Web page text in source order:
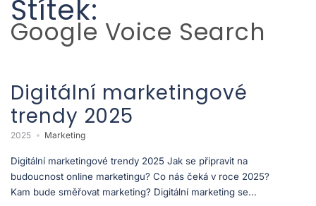
Štítek:
Google Voice Search
Digitální marketingové
trendy 2025
2025 Marketing
Digitální marketingové trendy 2025 Jak se připravit na
budoucnost online marketingu? Co nás čeká v roce 2025?
Kam bude směřovat marketing? Digitální marketing se...